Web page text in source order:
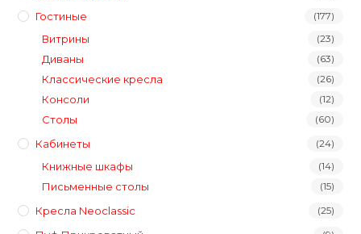
Гостиные (177)
Витрины (23)
Диваны (63)
Классические кресла (26)
Консоли (12)
Столы (60)
Кабинеты (24)
Книжные шкафы (14)
Письменные столы (15)
Кресла Neoclassic (25)